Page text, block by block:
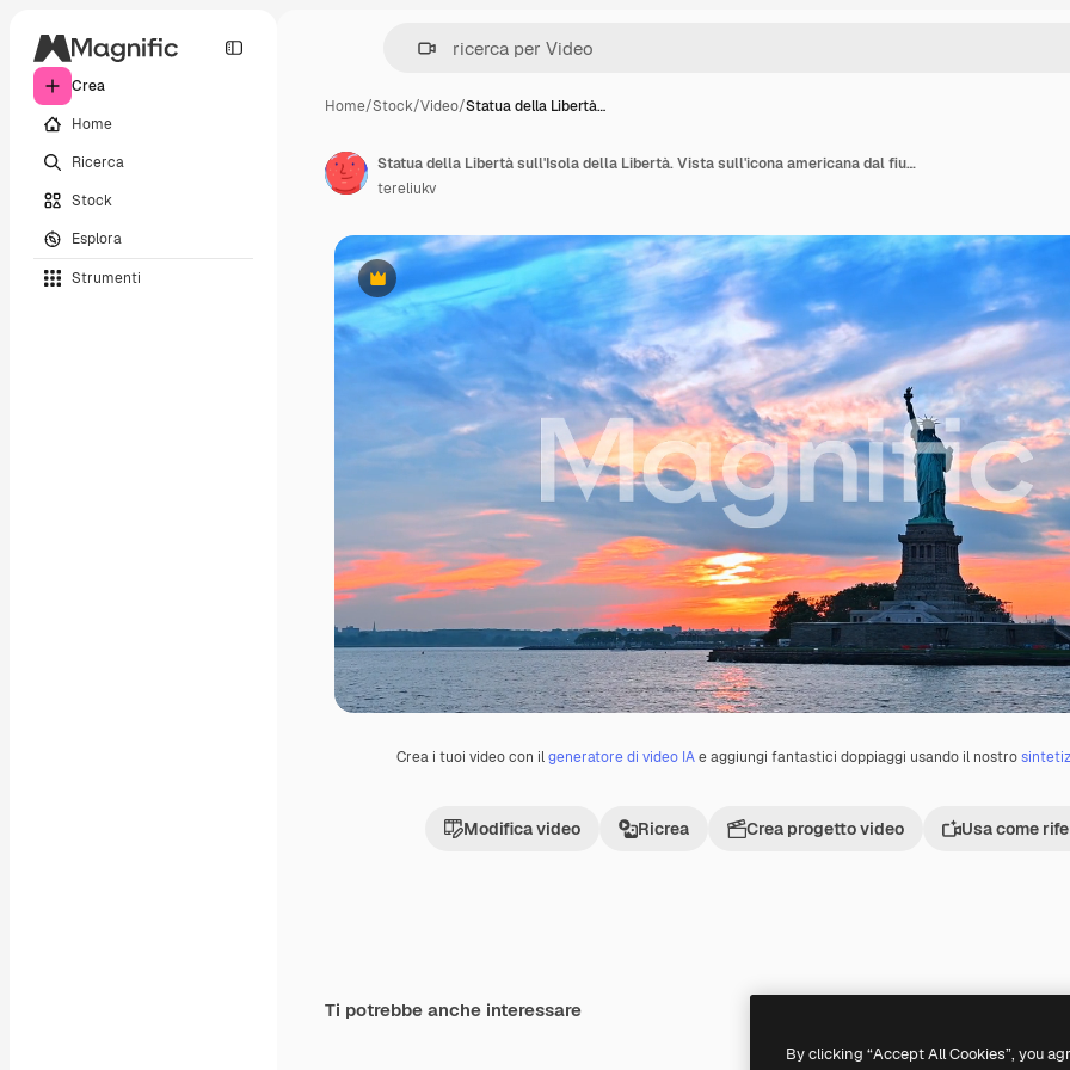
Crea
Home
Ricerca
Stock
Esplora
Strumenti
Home/Stock/Video/Statua della Libertà…
Premium
Crea i tuoi video con ilgeneratore di video IAe aggiungi fantastici doppiaggi usando il nostro
Modifica video Ricrea Crea progetto video Usa come
Statua della Libertà sull'Isola della Libertà. Vista sull'icona americana dal fiume al tramonto.
tereliukv
Ti potrebbe anche interessare
By clicking “Accept All Cookies”, you